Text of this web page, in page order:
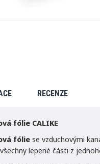
RECENZE
fólie CALIKE
fólie se vzduchovými
lepené části z